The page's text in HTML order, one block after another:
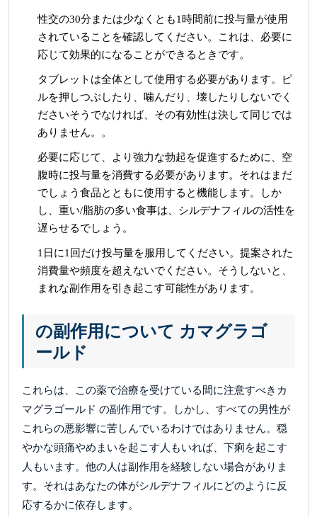
性交の30分または少なくとも1時間前に投与量が使用
されていることを確認してください。これは、必要に
応じて効果的になることができるときです。
タブレットは全体として使用する必要があります。ピ
ルを押しつぶしたり、噛んだり、壊したりしないでく
ださいそうでなければ、その有効性は決して同じでは
ありません。。
必要に応じて、より強力な勃起を促進するために、空
腹時に投与量を消費する必要があります。それはまだ
でしょう食品とともに使用すると機能します。しか
し、重い/脂肪の多い食事は、シルデナフィルの活性を
遅らせるでしょう。
1日に1回だけ投与量を服用してください。提案された
消費量や頻度を超えないでください。そうしないと、
まれな副作用を引き起こす可能性があります。
の副作用について カマグラゴ
ールド
これらは、この薬で治療を受けている間に注意すべきカ
マグラゴールド の副作用です。しかし、すべての男性が
これらの悪影響に苦しんでいるわけではありません。穏
やかな頭痛やめまいを起こす人もいれば、下痢を起こす
人もいます。他の人は副作用を経験しない場合がありま
す。それはあなたの体がシルデナフィルにどのように反
応するかに依存します。